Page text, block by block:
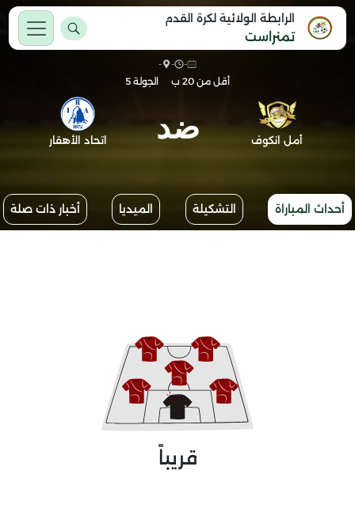
الرابطة الولائية لكرة القدم
تمنراست
-
-
-
أقل من 20 ب
الجولة 5
أمل انكوف ضد اتحاد الأهقار
أحداث المباراة التشكيلة الميديا أخبار ذات صلة
قريباً